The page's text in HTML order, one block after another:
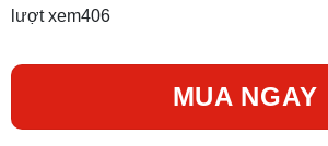
lượt xem406
MUA NGAY